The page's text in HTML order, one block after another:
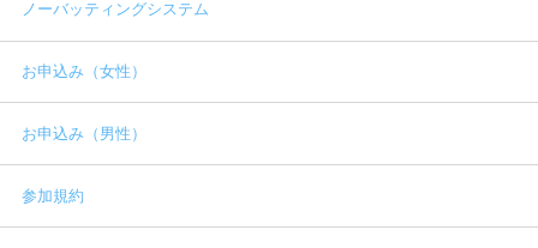
ノーバッティングシステム
お申込み（女性）
お申込み（男性）
参加規約